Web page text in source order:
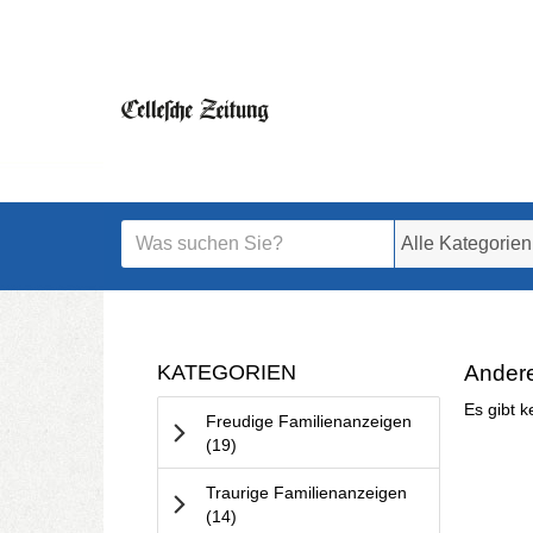
Startseite
Kategorien &
KATEGORIEN
Bedienhinweis: Navigieren Sie mit Tab
Freudige Familienanzeigen
(19Anzeigen
)
Traurige Familienanzeigen
(14Anzeigen
)
Es gibt